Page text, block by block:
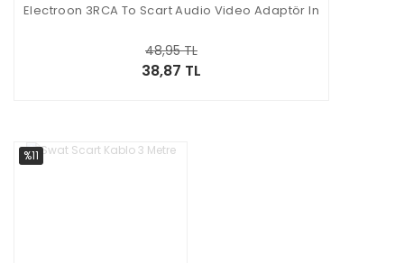
Electroon 3RCA To Scart Audio Video Adaptör In
38,87 TL
48,95 TL
%11